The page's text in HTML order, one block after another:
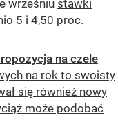
wrześniu stawki
5 i 4,50 proc.
na czele
na rok to swoisty
się również nowy
może podobać